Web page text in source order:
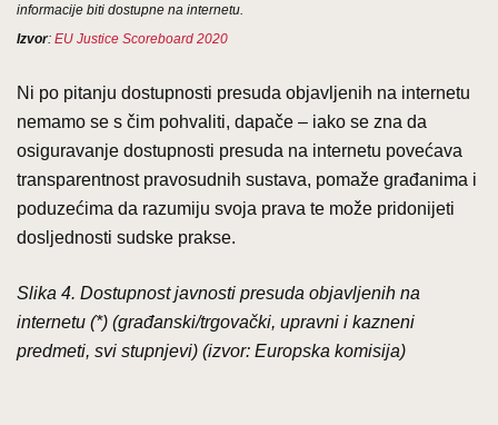
informacije biti dostupne na internetu.
Izvor: EU Justice Scoreboard 2020
Ni po pitanju dostupnosti presuda objavljenih na internetu
nemamo se s čim pohvaliti, dapače – iako se zna da
osiguravanje dostupnosti presuda na internetu povećava
transparentnost pravosudnih sustava, pomaže građanima i
poduzećima da razumiju svoja prava te može pridonijeti
dosljednosti sudske prakse.
Slika 4. Dostupnost javnosti presuda objavljenih na
internetu (*) (građanski/trgovački, upravni i kazneni
predmeti, svi stupnjevi) (izvor: Europska komisija)